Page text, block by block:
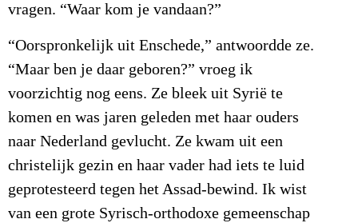
vragen. “Waar kom je vandaan?”
“Oorspronkelijk uit Enschede,” antwoordde ze.
“Maar ben je daar geboren?” vroeg ik
voorzichtig nog eens. Ze bleek uit Syrië te
komen en was jaren geleden met haar ouders
naar Nederland gevlucht. Ze kwam uit een
christelijk gezin en haar vader had iets te luid
geprotesteerd tegen het Assad-bewind. Ik wist
van een grote Syrisch-orthodoxe gemeenschap